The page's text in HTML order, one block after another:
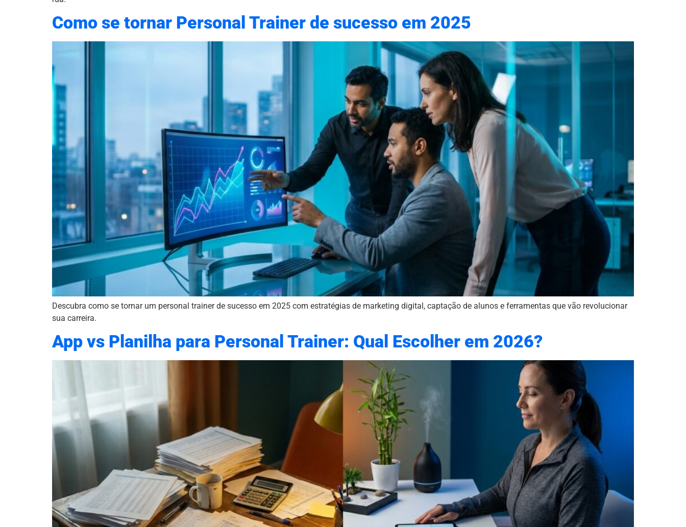
Como se tornar Personal Trainer de sucesso em 2025
Descubra como se tornar um personal trainer de sucesso em 2025 com estratégias de marketing digital, captação de alunos e ferramentas que vão revolucionar
sua carreira.
App vs Planilha para Personal Trainer: Qual Escolher em 2026?